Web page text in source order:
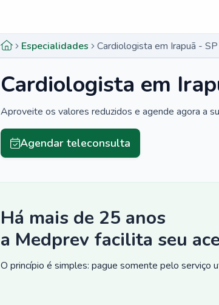
Especialidades Cardiologista em Irapuã - SP
Cardiologista em
Aproveite os valores reduzidos e agende agora a
Agendar teleconsulta
Há mais de 25 anos
a Medprev facilita seu
O princípio é simples: pague somente pelo serviço